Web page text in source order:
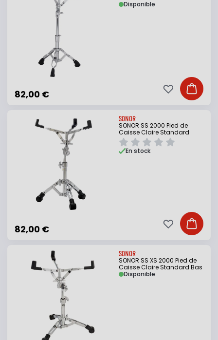
82,00 €
Disponible
Ajouter
Ajouter à ma
SONOR
SONOR SS 2000 Pied de
Caisse Claire Standard
82,00 €
En stock
Ajouter
Ajouter à ma
SONOR
SONOR SS XS 2000 Pied de
Caisse Claire Standard Bas
Disponible